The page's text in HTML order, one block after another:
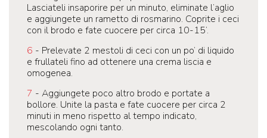
Lasciateli insaporire per un minuto, eliminate l’aglio
e aggiungete un rametto di rosmarino. Coprite i ceci
con il brodo e fate cuocere per circa 10-15’.
6 - Prelevate 2 mestoli di ceci con un po’ di liquido
e frullateli fino ad ottenere una crema liscia e
omogenea.
7 - Aggiungete poco altro brodo e portate a
bollore. Unite la pasta e fate cuocere per circa 2
minuti in meno rispetto al tempo indicato,
mescolando ogni tanto.